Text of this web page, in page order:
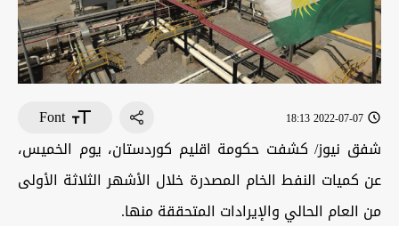
2022-07-07 18:13
Font
شفق نيوز/ كشفت حكومة اقليم كوردستان، يوم الخميس،
عن كميات النفط الخام المصدرة خلال الأشهر الثلاثة الأولى
من العام الحالي والإيرادات المتحققة منها.